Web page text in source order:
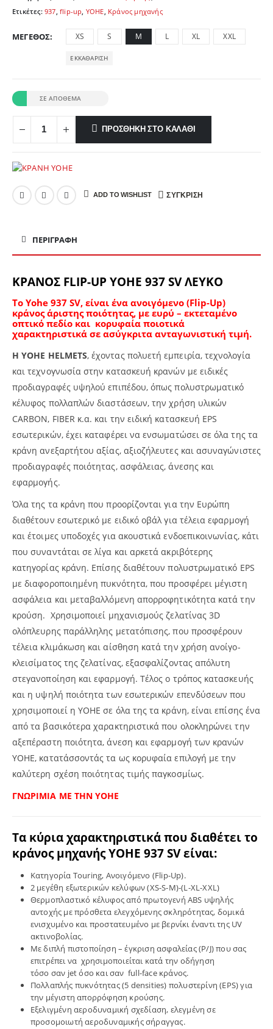
Ετικέτες: 937 ,flip-up YOHE Κράνος μηχανής
ΜΈΓΕΘΟΣ XS S M L XL XXL
ΕΚΚΑΘΆΡΙΣΗ
ΣΕ ΑΠΌΘΕΜΑ
ΠΡΟΣΘΉΚΗ ΣΤΟ ΚΑΛΆΘΙ
ADD TO WISHLIST ΣΎΓΚΡΙΣΗ
ΠΕΡΙΓΡΑΦΉ
ΚΡΑΝΟΣ FLIP-UP YOHE 937 SV ΛΕΥΚΟ
Το Yohe 937 SV, είναι ένα ανοιγόμενο (Flip-Up)
κράνος άριστης ποιότητας, με ευρύ – εκτεταμένο
οπτικό πεδίο και κορυφαία ποιοτικά
χαρακτηριστικά σε ασύγκριτα ανταγωνιστική τιμή.
ΗYOHE HELMETS, έχοντας πολυετή εμπειρία, τεχνολογία
και τεχνογνωσία στην κατασκευή κρανών με ειδικές
προδιαγραφές υψηλού επιπέδου, όπως πολυστρωματικό
κέλυφος πολλαπλών διαστάσεων, την χρήση υλικών
CARBON, FIBER κ.α. και την ειδική κατασκευή EPS
εσωτερικών, έχει καταφέρει να ενσωματώσει σε όλα της τα
κράνη ανεξαρτήτου αξίας, αξιοζήλευτες και ασυναγώνιστες
προδιαγραφές ποιότητας, ασφάλειας, άνεσης και
εφαρμογής.
Όλα της τα κράνη που προορίζονται για την Ευρώπη
διαθέτουν εσωτερικό με ειδικό οβάλ για τέλεια εφαρμογή
και έτοιμες υποδοχές για ακουστικά ενδοεπικοινωνίας, κάτι
που συναντάται σε λίγα και αρκετά ακριβότερης
κατηγορίας κράνη. Επίσης διαθέτουν πολυστρωματικό EPS
με διαφοροποιημένη πυκνότητα, που προσφέρει μέγιστη
ασφάλεια και μεταβαλλόμενη απορροφητικότητα κατά την
κρούση. Χρησιμοποιεί μηχανισμούς ζελατίνας 3D
ολόπλευρης παράλληλης μετατόπισης, που προσφέρουν
τέλεια κλιμάκωση και αίσθηση κατά την χρήση ανοίγο-
κλεισίματος της ζελατίνας, εξασφαλίζοντας απόλυτη
στεγανοποίηση και εφαρμογή. Τέλος ο τρόπος κατασκευής
και η υψηλή ποιότητα των εσωτερικών επενδύσεων που
χρησιμοποιεί η YOHE σε όλα της τα κράνη, είναι επίσης ένα
από τα βασικότερα χαρακτηριστικά που ολοκληρώνει την
αξεπέραστη ποιότητα, άνεση και εφαρμογή των κρανών
YOHE, κατατάσσοντάς τα ως κορυφαία επιλογή με την
καλύτερη σχέση ποιότητας τιμής παγκοσμίως.
ΓΝΩΡΙΜΙΑ ΜΕ ΤΗΝ YOHE
Τα κύρια χαρακτηριστικά που διαθέτει το
κράνος μηχανήςYOHE 937 SV είναι:
Κατηγορία Touring, Ανοιγόμενο (Flip-Up).
2 μεγέθη εξωτερικών κελύφων (XS-S-M)-(L-XL-XXL)
Θερμοπλαστικό κέλυφος από πρωτογενή ABS υψηλής
αντοχής με πρόσθετα ελεγχόμενης σκληρότητας, δομικά
ενισχυμένο και προστατευμένο με βερνίκι έναντι της UV
ακτινοβολίας.
Με διπλή πιστοποίηση – έγκριση ασφαλείας (P/J)που σας
επιτρέπει να χρησιμοποιείταικατά την οδήγηση
τόσο σαν jetόσο και σαν full-face κράνος.
Πολλαπλής πυκνότητας (5 densities) πολυστερίνη (EPS) για
την μέγιστη απορρόφηση κρούσης.
Εξελιγμένη αεροδυναμική σχεδίαση, ελεγμένη σε
προσομοιωτή αεροδυναμικής σήραγγας.